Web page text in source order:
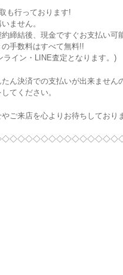
も行っております!
ません。
締結後、現金ですぐお支払い可
手数料はすべて無料!!
イン・LINE査定となります。)
ん決済での支払いが出来ません
てください。
ご来店を心よりお待ちしており